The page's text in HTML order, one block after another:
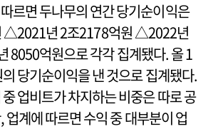
르면 두나무의 연간 당기순이익은
년 2조2178억원 △2022년
억원으로 각각 집계됐다. 올 1
당기순이익을 낸 것으로 집계됐다.
업비트가 차지하는 비중은 따로 공
업계에 따르면 수익 중 대부분이 업